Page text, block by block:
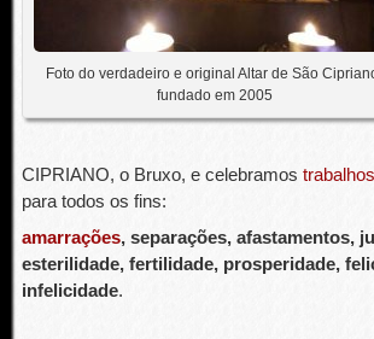
Foto do verdadeiro e original Altar de São
fundado em 2005
CIPRIANO, o Bruxo, e celebramos
para todos os fins:
amarrações, separações, afastamentos,
esterilidade, fertilidade, prosperidade,
infelicidade.